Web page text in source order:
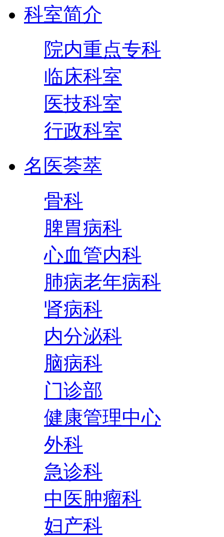
科室简介
院内重点专科
临床科室
医技科室
行政科室
名医荟萃
骨科
脾胃病科
心血管内科
肺病老年病科
肾病科
内分泌科
脑病科
门诊部
健康管理中心
外科
急诊科
中医肿瘤科
妇产科